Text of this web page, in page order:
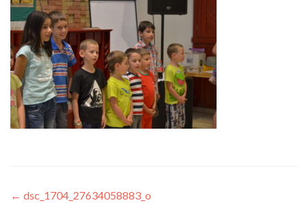
← dsc_1704_27634058883_o